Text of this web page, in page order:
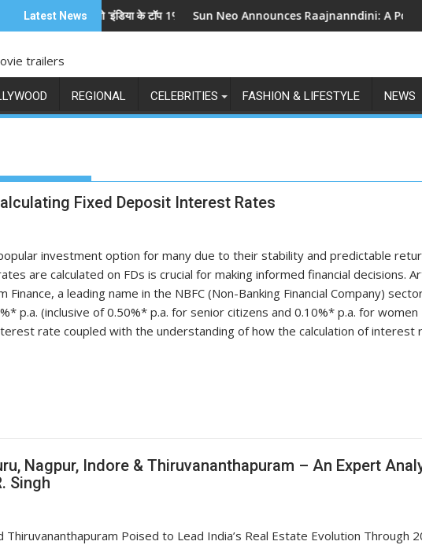
Latest News
गेम शो 'इंडिया के टॉप 1%', 5 सितंबर से स्टार प्लस और जियोहॉटस्टार पर होगा प्रीमियर
Sun Neo Announces Raajnanndini: A Powerful Story
REGIONAL CELEBRITIES FASHION & LIFESTYLE NEWS
Fixed Deposit Interest Rates
investment option for many due to their stability and predictable
are calculated on FDs is crucial for making informed financial decisions.
Finance, a leading name in the NBFC (Non-Banking Financial Company)
p.a. (inclusive of 0.50%* p.a. for senior citizens and 0.10%* p.a. for women
rate coupled with the understanding of how the calculation of interest
Nagpur, Indore & Thiruvananthapuram – An Expert
Singh
Poised to Lead India’s Real Estate Evolution Through